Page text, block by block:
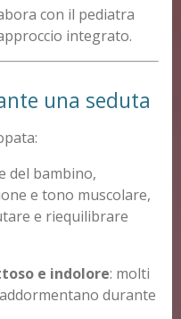
con il pediatra
integrato.
una seduta
del bambino,
e tono muscolare,
e riequilibrare
e indolore: molti
durante